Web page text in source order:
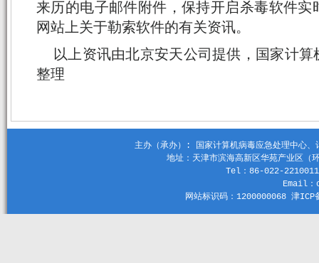
来历的电子邮件附件，保持开启杀毒软件
网站上关于勒索软件的有关资讯。
以上资讯由北京安天公司提供，国家计
整理
主办（承办）: 国家计算机病毒应急处理中心
地址：天津市滨海高新区华苑产业区
Tel：86-022-
Email
网站标识码：1200000068 津